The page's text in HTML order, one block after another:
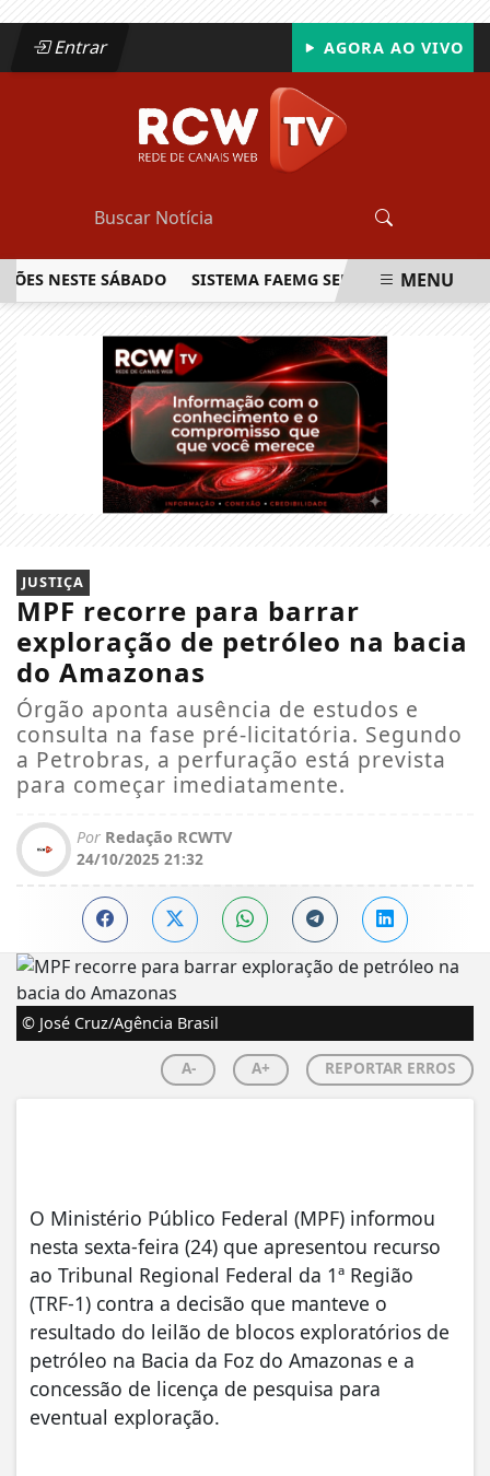
Entrar AGORA AO VIVO
SÁBADO SISTEMA FAEMG SENAR LANÇA OMENU
JUSTIÇA
MPF recorre para barrar
exploração de petróleo na bacia
do Amazonas
Órgão aponta ausência de estudos e
consulta na fase pré-licitatória. Segundo
a Petrobras, a perfuração está prevista
para começar imediatamente.
Por Redação RCWTV
24/10/2025 21:32
© José Cruz/Agência Brasil
A- A+ REPORTAR ERROS
O Ministério Público Federal (MPF) informou
nesta sexta-feira (24) que apresentou recurso
ao Tribunal Regional Federal da 1ª Região
(TRF-1) contra a decisão que manteve o
resultado do leilão de blocos exploratórios de
petróleo na Bacia da Foz do Amazonas e a
concessão de licença de pesquisa para
eventual exploração.